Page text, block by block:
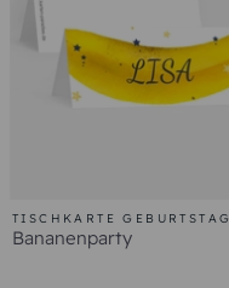
TISCHKARTE GEBURTSTAG
Bananenparty